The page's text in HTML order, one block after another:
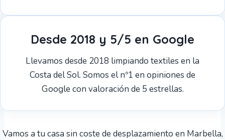
Desde 2018 y 5/5 en Google
Llevamos desde 2018 limpiando textiles en la
Costa del Sol. Somos el nº1 en opiniones de
Google con valoración de 5 estrellas.
Vamos a tu casa sin coste de desplazamiento en Marbella,